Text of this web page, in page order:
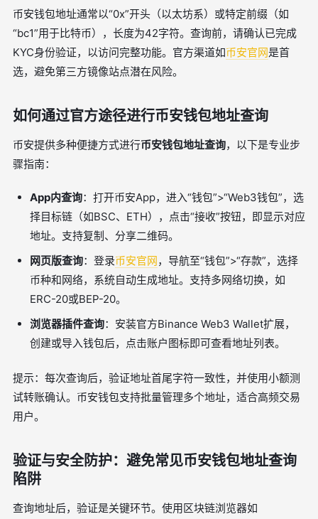
币安钱包地址通常以“0x”开头（以太坊系）或特定前缀（如
“bc1”用于比特币），长度为42字符。查询前，请确认已完成
KYC身份验证，以访问完整功能。官方渠道如币安官网是首
选，避免第三方镜像站点潜在风险。
如何通过官方途径进行币安钱包地址查询
币安提供多种便捷方式进行币安钱包地址查询，以下是专业步
骤指南：
App内查询：打开币安App，进入“钱包”>“Web3钱包”，选
择目标链（如BSC、ETH），点击“接收”按钮，即显示对应
地址。支持复制、分享二维码。
网页版查询：登录币安官网，导航至“钱包”>“存款”，选择
币种和网络，系统自动生成地址。支持多网络切换，如
ERC-20或BEP-20。
浏览器插件查询：安装官方Binance Web3 Wallet扩展，
创建或导入钱包后，点击账户图标即可查看地址列表。
提示：每次查询后，验证地址首尾字符一致性，并使用小额测
试转账确认。币安钱包支持批量管理多个地址，适合高频交易
用户。
验证与安全防护：避免常见币安钱包地址查询
陷阱
查询地址后，验证是关键环节。使用区块链浏览器如